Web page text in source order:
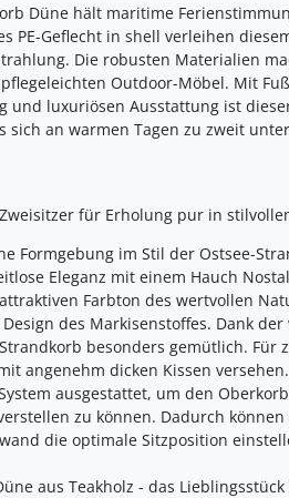
Düne hält maritime
PE-Geflecht in shell verleihen
Die robusten Materialien
Outdoor-Möbel. Mit
und luxuriösen Ausstattung ist
sich an warmen Tagen zu zweit
für Erholung pur in
Formgebung im Stil der Ostsee-
Eleganz mit einem Hauch
Farbton des wertvollen
des Markisenstoffes. Dank
besonders gemütlich. Für
angenehm dicken Kissen
ausgestattet, um den
zu können. Dadurch
die optimale Sitzposition
aus Teakholz - das